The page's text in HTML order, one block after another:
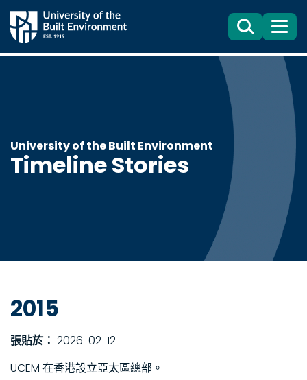
Search
目
錄
University of the Built Environment
Timeline Stories
2015
張貼於： 2026-02-12
UCEM 在香港設立亞太區總部。